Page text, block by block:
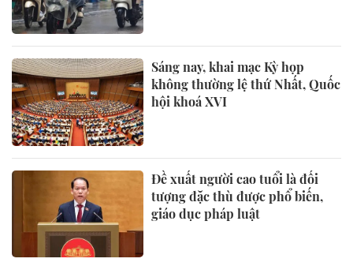
Sáng nay, khai mạc Kỳ họp
không thường lệ thứ Nhất, Quốc
hội khoá XVI
Đề xuất người cao tuổi là đối
tượng đặc thù được phổ biến,
giáo dục pháp luật